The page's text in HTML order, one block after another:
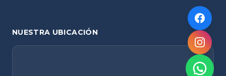
NUESTRA UBICACIÓN